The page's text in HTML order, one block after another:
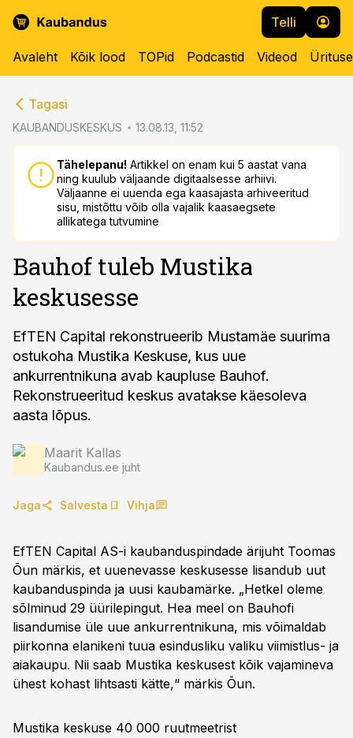
Telli
Avaleht Kõik lood TOPid Podcastid Videod
Tagasi
KAUBANDUSKESKUS 13.08.13, 11:52
Tähelepanu! Artikkel on enam kui 5 aastat vana
ning kuulub väljaande digitaalsesse arhiivi.
Väljaanne ei uuenda ega kaasajasta arhiveeritud
sisu, mistõttu võib olla vajalik kaasaegsete
allikatega tutvumine
Bauhof tuleb Mustika
keskusesse
EfTEN Capital rekonstrueerib Mustamäe suurima
ostukoha Mustika Keskuse, kus uue
ankurrentnikuna avab kaupluse Bauhof.
Rekonstrueeritud keskus avatakse käesoleva
aasta lõpus.
Maarit Kallas
Kaubandus.ee juht
Jaga Salvesta Vihja
EfTEN Capital AS-i kaubanduspindade ärijuht Toomas
Õun märkis, et uuenevasse keskusesse lisandub uut
kaubanduspinda ja uusi kaubamärke. „Hetkel oleme
sõlminud 29 üürilepingut. Hea meel on Bauhofi
lisandumise üle uue ankurrentnikuna, mis võimaldab
piirkonna elanikeni tuua esindusliku valiku viimistlus- ja
aiakaupu. Nii saab Mustika keskusest kõik vajamineva
ühest kohast lihtsasti kätte,“ märkis Õun.
Mustika keskuse 40 000 ruutmeetrist